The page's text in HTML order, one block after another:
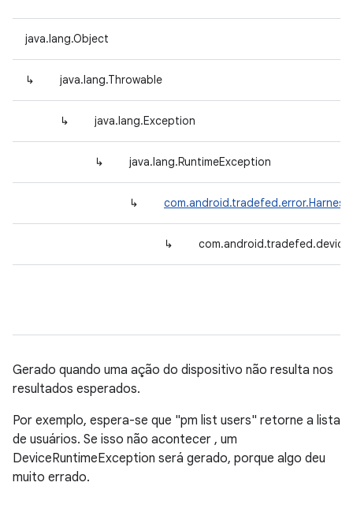
java.lang.Object
↳ java.lang.Throwable
↳ java.lang.Exception
↳ java.lang.RuntimeException
↳
↳
Gerado quando uma ação do dispositivo não resulta nos
resultados esperados.
Por exemplo, espera-se que "pm list users" retorne a lista
de usuários. Se isso não acontecer , um
DeviceRuntimeException será gerado, porque algo deu
muito errado.